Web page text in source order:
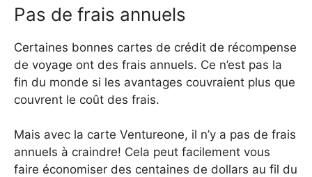
Pas de frais annuels
Certaines bonnes cartes de crédit de récompense
de voyage ont des frais annuels. Ce n’est pas la
fin du monde si les avantages couvraient plus que
couvrent le coût des frais.
Mais avec la carte Ventureone, il n’y a pas de frais
annuels à craindre! Cela peut facilement vous
faire économiser des centaines de dollars au fil du